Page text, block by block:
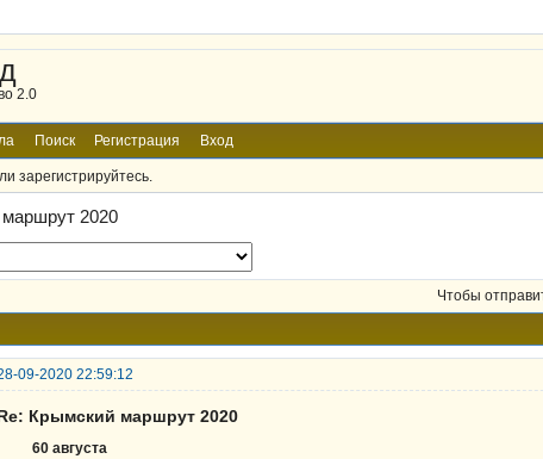
2.0
Поиск Регистрация Вход
зарегистрируйтесь.
2020
Чтобы
09-2020 22:59:12
Крымский маршрут 2020
60 августа